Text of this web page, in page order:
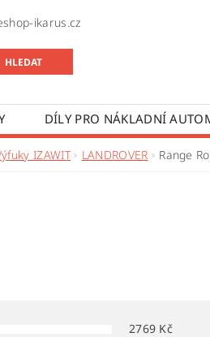
ikarus.cz
DÍLY PRO NÁKLADNÍ
VÝROBA A OPRAVY
IZAWIT LANDROVER Range
2769 Kč